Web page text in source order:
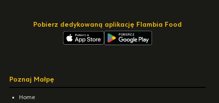
Pobierz dedykowaną aplikację Flambia Food
Poznaj Małpę
Home